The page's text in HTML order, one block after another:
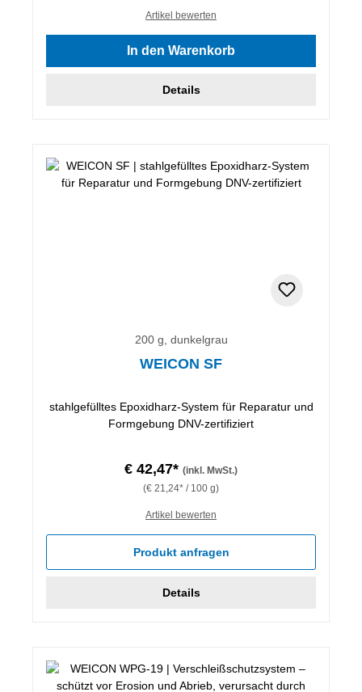
Artikel bewerten
In den Warenkorb
Details
200 g, dunkelgrau
WEICON SF
stahlgefülltes Epoxidharz-System für Reparatur und
Formgebung DNV-zertifiziert
€ 42,47* (inkl. MwSt.)
(€ 21,24* / 100 g)
Artikel bewerten
Produkt anfragen
Details